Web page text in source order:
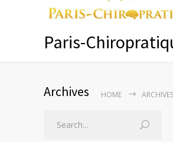
Paris-
Archives HOME ARCHIVES